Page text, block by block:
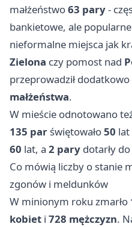
małżeństwo63 pary-
bankietowe, ale
nieformalne miejsca jak
Zielona czy pomost nad
przeprowadził dodatkowo
małżeństwa.
W mieście odnotowano
135 par świętowało50 lat
60 lat, a 2 pary dotarły do
Co mówią liczby o stanie
zgonów i meldunków
W minionym roku zmarło
kobiet i 728 mężczyzn.